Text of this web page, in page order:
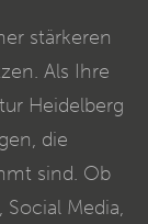
stärkeren
Als Ihre
Heidelberg
die
sind. Ob
Media,